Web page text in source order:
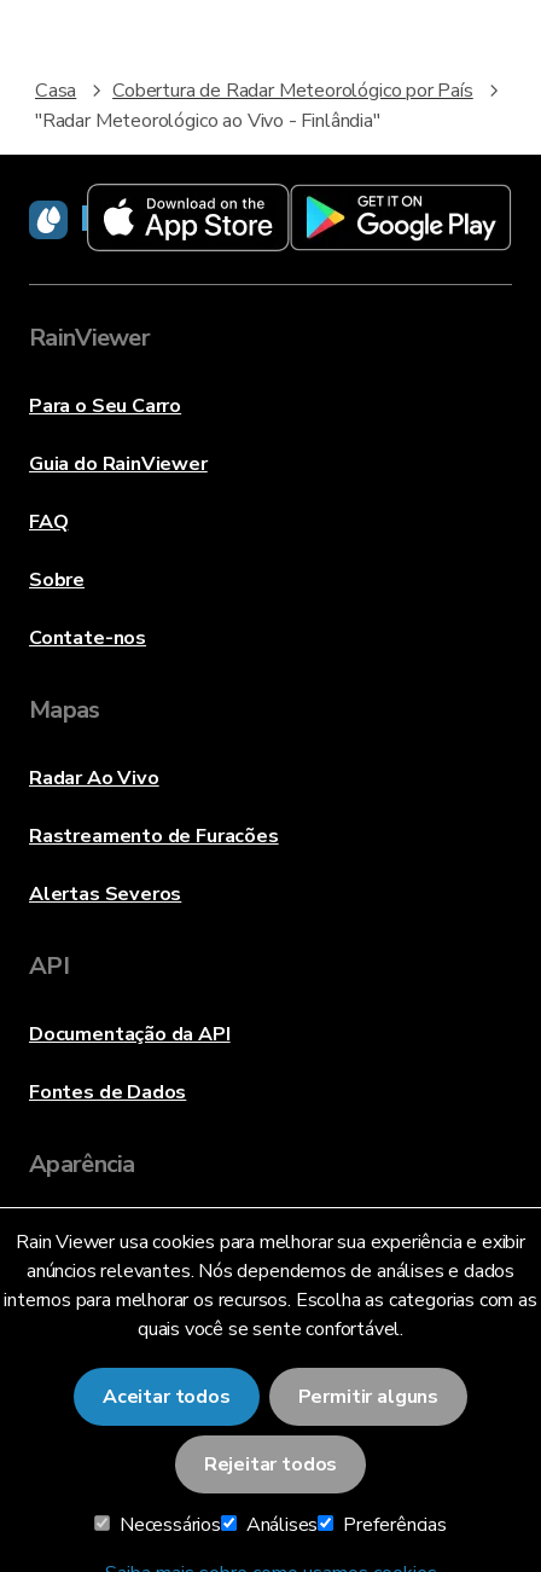
Rain Viewer usa cookies para melhorar sua experiência e exibir
anúncios relevantes. Nós dependemos de análises e dados
internos para melhorar os recursos. Escolha as categorias com as
quais você se sente confortável.
Aceitar todos Permitir alguns
Rejeitar todos
Necessários Análises
Preferências
Casa
Cobertura de Radar Meteorológico por País
"Radar Meteorológico ao Vivo - Finlândia"
RainViewer
RainViewer
Para o Seu Carro
Guia do RainViewer
FAQ
Sobre
Contate-nos
Mapas
Radar Ao Vivo
Rastreamento de Furacões
Alertas Severos
API
Documentação da API
Fontes de Dados
Aparência
Idioma
Português Brasileiro (BR)
© 2026 RainViewer,MeteoLab Inc.
Aviso de PrivacidadeTermos e Condições